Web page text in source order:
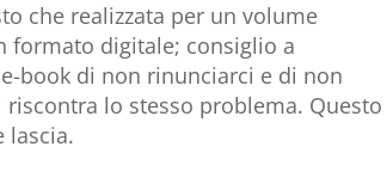
che realizzata per un volume
formato digitale; consiglio a
book di non rinunciarci e di non
lo stesso problema. Questo
lascia.